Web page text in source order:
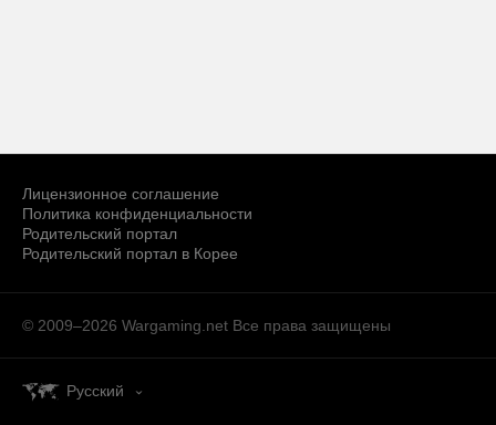
Лицензионное соглашение
Политика конфиденциальности
Родительский портал
Родительский портал в Корее
© 2009–2026 Wargaming.net Все права защищены
Русский